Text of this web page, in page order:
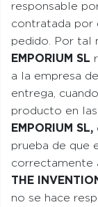
responsable
contratada por
pedido. Por tal
EMPORIUM SL
a la empresa
entrega,
producto en
EMPORIUM SL,
prueba de que
correctamente
THE
no se hace